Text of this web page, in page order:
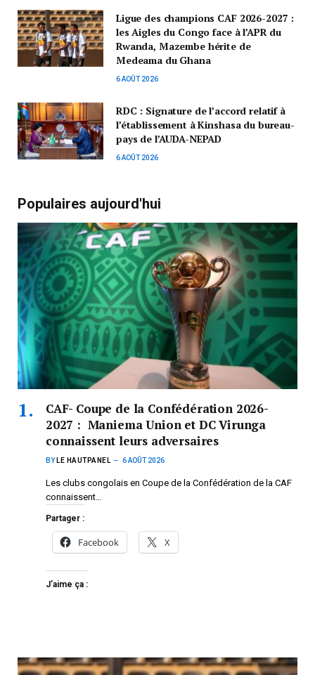
Ligue des champions CAF 2026-2027 :
les Aigles du Congo face à l’APR du
Rwanda, Mazembe hérite de
Medeama du Ghana
6 AOÛT 2026
RDC : Signature de l’accord relatif à
l’établissement à Kinshasa du bureau-
pays de l’AUDA-NEPAD
6 AOÛT 2026
Populaires aujourd'hui
CAF- Coupe de la Confédération 2026-
2027 : Maniema Union et DC Virunga
connaissent leurs adversaires
BY LE HAUTPANEL 6 AOÛT 2026
Les clubs congolais en Coupe de la Confédération de la CAF
connaissent…
Partager :
Facebook X
J’aime ça :